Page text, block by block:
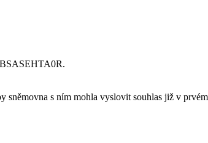
sněmovna s ním mohla vyslovit souhlas již v